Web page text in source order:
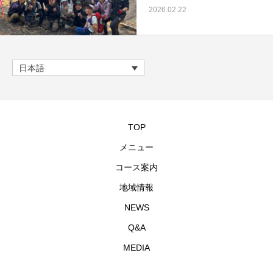
2026.02.22
日本語
TOP
メニュー
コース案内
地域情報
NEWS
Q&A
MEDIA